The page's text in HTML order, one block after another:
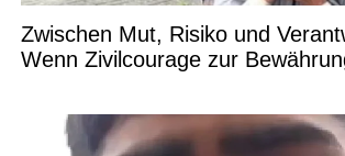
Zwischen Mut, Risiko und
Wenn Zivilcourage zur